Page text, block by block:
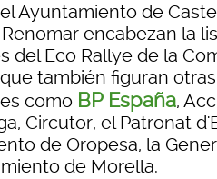
Ayuntamiento de
encabezan la
del Eco Rallye de la
también figuran otras
como BP España,
Circutor, el Patronat
de Oropesa, la
de Morella.